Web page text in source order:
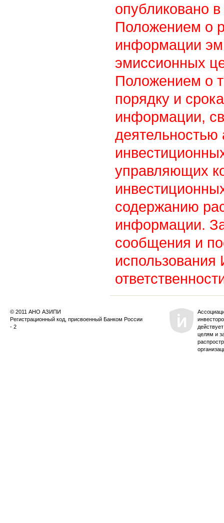
опубликовано в
Положением о
информации
эмиссионных
Положением о
порядку и
информации,
управляющих
содержанию
информации.
сообщения и
© 2011 АНО АЗИПИ
Регистрационный код, присвоенный Банком России
- 2
целям и